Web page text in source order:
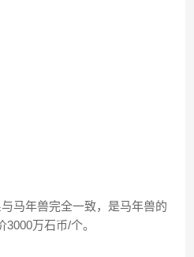
马年兽完全一致，是马年兽的
万石币/个。